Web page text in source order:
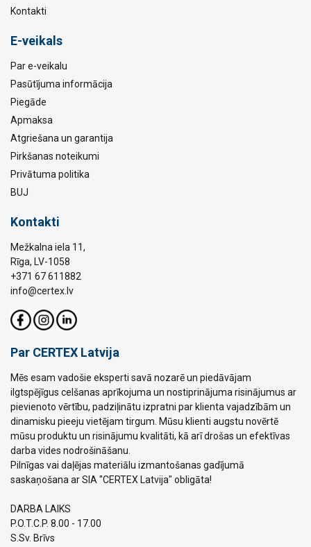
Kontakti
E-veikals
Par e-veikalu
Pasūtījuma informācija
Piegāde
Apmaksa
Atgriešana un garantija
Pirkšanas noteikumi
Privātuma politika
BUJ
Kontakti
Mežkalna iela 11,
Rīga, LV-1058
+371 67 611882
info@certex.lv
Par CERTEX Latvija
Mēs esam vadošie eksperti savā nozarē un piedāvājam
ilgtspējīgus celšanas aprīkojuma un nostiprinājuma risinājumus ar
pievienoto vērtību, padziļinātu izpratni par klienta vajadzībām un
dinamisku pieeju vietējam tirgum. Mūsu klienti augstu novērtē
mūsu produktu un risinājumu kvalitāti, kā arī drošas un efektīvas
darba vides nodrošināšanu.
Pilnīgas vai daļējas materiālu izmantošanas gadījumā
saskaņošana ar SIA "CERTEX Latvija" obligāta!
DARBA LAIKS
P.O.T.C.P. 8.00 - 17.00
S.Sv. Brīvs